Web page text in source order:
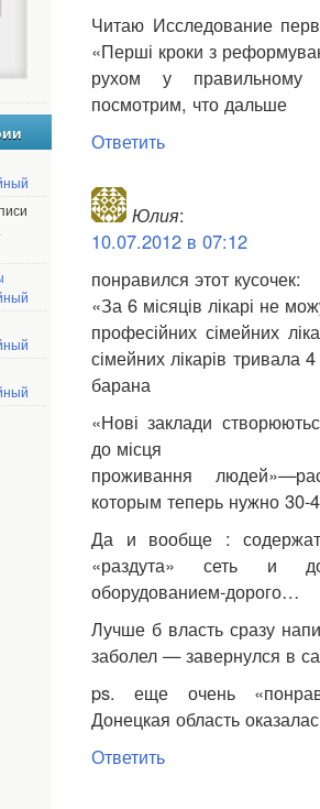
Читаю Исследование
«Перші кроки з
рухом у
посмотрим, что дальше
Ответить
Юлия:
10.07.2012 в 07:12
понравился этот кусочек:
«За 6 місяців лікарі не
професійних сімейних
сімейних лікарів
барана
«Нові заклади
до місця
проживання
которым теперь нужно 30-
Да и вообще :
«раздута» сеть и
оборудованием-дорого…
Лучше б власть сразу
заболел — завернулся в
ps. еще очень
Донецкая область
Ответить